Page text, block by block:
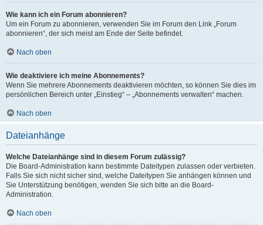
Wie kann ich ein Forum abonnieren?
Um ein Forum zu abonnieren, verwenden Sie im Forum den Link „Forum
abonnieren“, der sich meist am Ende der Seite befindet.
Nach oben
Wie deaktiviere ich meine Abonnements?
Wenn Sie mehrere Abonnements deaktivieren möchten, so können Sie dies im
persönlichen Bereich unter „Einstieg“ – „Abonnements verwalten“ machen.
Nach oben
Dateianhänge
Welche Dateianhänge sind in diesem Forum zulässig?
Die Board-Administration kann bestimmte Dateitypen zulassen oder verbieten.
Falls Sie sich nicht sicher sind, welche Dateitypen Sie anhängen können und
Sie Unterstützung benötigen, wenden Sie sich bitte an die Board-
Administration.
Nach oben